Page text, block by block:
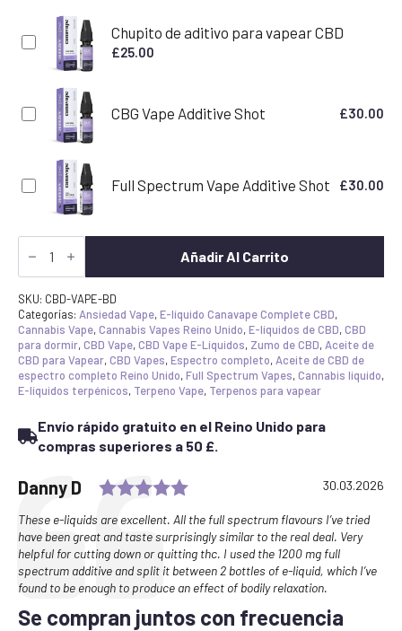
Chupito de aditivo para vapear CBD
£25.00
CBG Vape Additive Shot £30.00
Full Spectrum Vape Additive Shot £30.00
Blue
Dream
E-
líquido
1800mg
50ml
cantidad
Añadir Al Carrito
SKU: CBD-VAPE-BD
Categorías: Ansiedad Vape,E-líquido Canavape Complete CBD,
Cannabis Vape,Cannabis Vapes Reino Unido,E-líquidos de CBD,CBD
para dormir,CBD Vape,CBD Vape E-Líquidos, Zumo de CBD, Aceite de
CBD para Vapear,CBD Vapes,Espectro completo, Aceite de CBD de
espectro completo Reino Unido,Full Spectrum Vapes,Cannabis líquido,
E-líquidos terpénicos, Terpeno Vape, Terpenos para vapear
Envío rápido gratuito en el Reino Unido para
compras superiores a 50 £.
Testimonial
Author:
Danny D Rating: 5.0 out of 5 stars
Date:
30.03.2026
Text:
These e-liquids are excellent. All the full spectrum flavours I’ve tried
have been great and taste surprisingly similar to the real deal. Very
helpful for cutting down or quitting thc. I used the 1200 mg full
spectrum additive and split it between 2 bottles of e-liquid, which I’ve
found to be enough to produce an effect of bodily relaxation.
Se compran juntos con frecuencia